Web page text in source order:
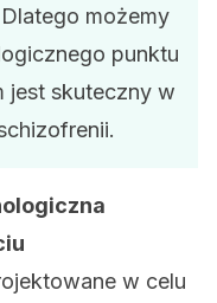
możemy
punktu
jest skuteczny w
w celu